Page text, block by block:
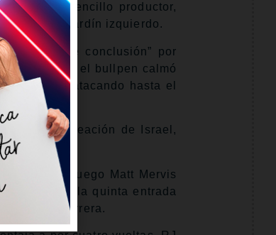
con un sencillo productor,
hacia el jardín izquierdo.
“regla de conclusión” por
pero el bullpen calmó
siguiera atacando hasta el
a la alineación de Israel,
de Israel, luego Matt Mervis
salió de la quinta entrada
una carrera.